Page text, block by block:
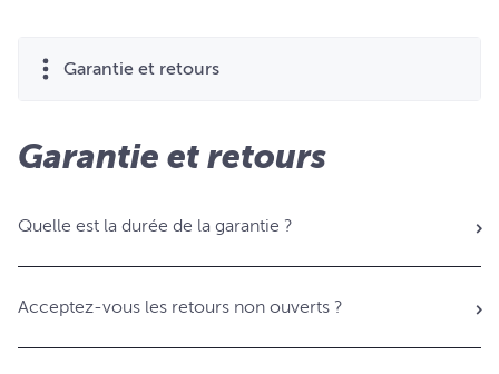
Garantie et retours
Garantie et retours
Quelle est la durée de la garantie ?
Acceptez-vous les retours non ouverts ?